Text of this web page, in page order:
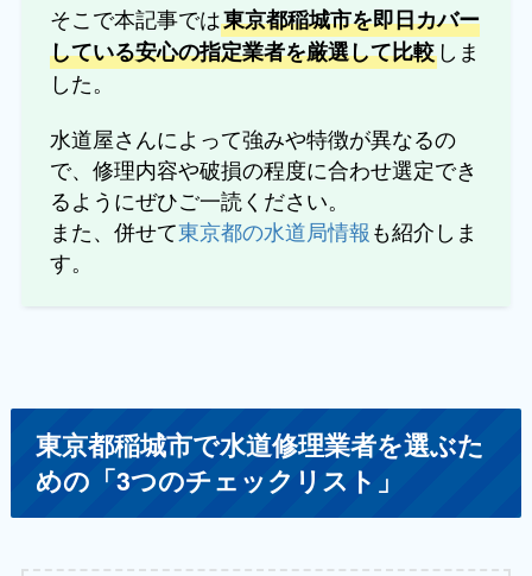
そこで本記事では東京都稲城市を即日カバー
している安心の指定業者を厳選して比較 しま
した。
水道屋さんによって強みや特徴が異なるの
で、修理内容や破損の程度に合わせ選定でき
るようにぜひご一読ください。
また、併せて東京都の水道局情報も紹介しま
す。
東京都稲城市で水道修理業者を選ぶた
めの「3つのチェックリスト」